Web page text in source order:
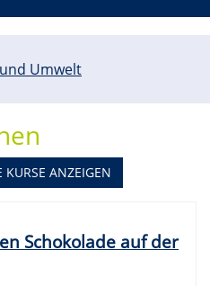
Umwelt
KURSE ANZEIGEN
Schokolade auf der